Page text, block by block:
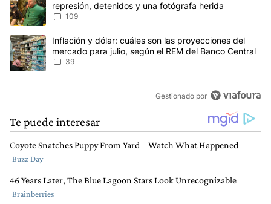
represión, detenidos y una fotógrafa herida
109
Un artículo de tendencia con el título "Inflación y dólar: cuáles
Inflación y dólar: cuáles son las proyecciones del
mercado para julio, según el REM del Banco Central
39
Gestionado por